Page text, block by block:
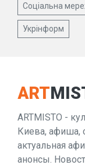
Соціальна
Укрінформ
ART
ARTMISTO -
Киева, афиша,
актуальная
анонсы.